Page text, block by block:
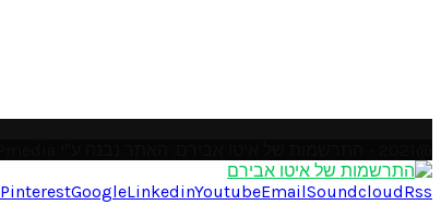
PinterestGoogleLinkedinYoutubeEmailSoundcloudRss